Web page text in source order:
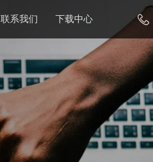
联系我们 下载中心